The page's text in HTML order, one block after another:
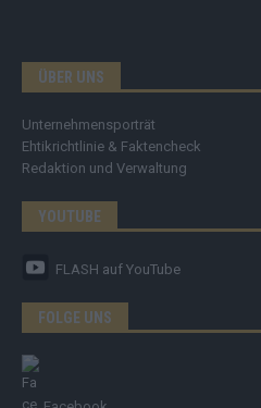
ÜBER UNS
Unternehmensporträt
Ehtikrichtlinie & Faktencheck
Redaktion und Verwaltung
YOUTUBE
FLASH auf YouTube
FOLGE UNS